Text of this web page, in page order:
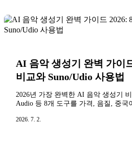
AI 음악 생성기 완벽 가이
비교와 Suno/Udio 사용법
2026년 가장 완벽한 AI 음악 생성기
Audio 등 8개 도구를 가격, 음질, 중국
음악을 단번에 만들어보세요.
2026. 7. 2.